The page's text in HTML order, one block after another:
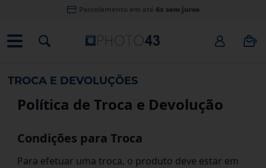
Parcelamento em até 6x sem juros
TROCA E DEVOLUÇÕES
Política de Troca e Devolução
Condições para Troca
Para efetuar uma troca, o produto deve estar em